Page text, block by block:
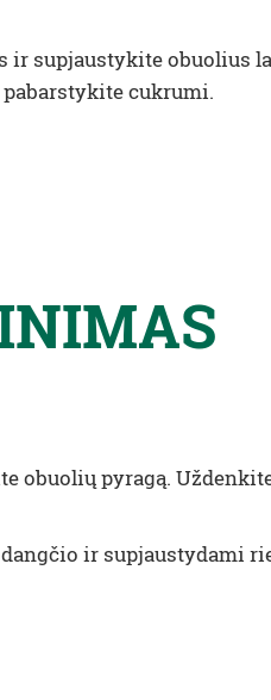
supjaustykite obuolius
cukrumi.
obuolių pyragą.
ir supjaustydami